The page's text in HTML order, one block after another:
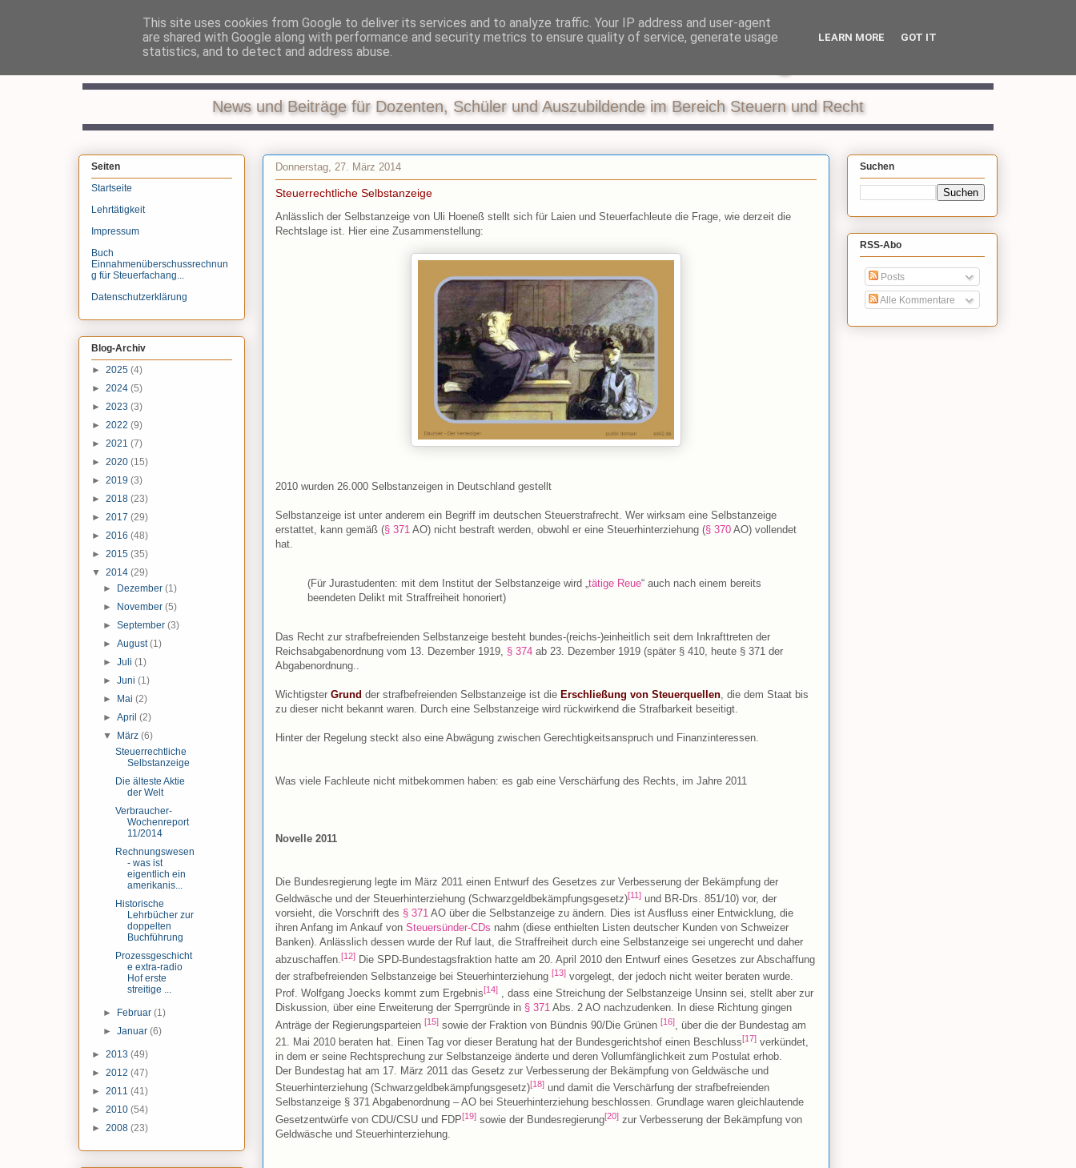
Recht und Steuern in der Ausbildung
News und Beiträge für Dozenten, Schüler und Auszubildende im Bereich Steuern und Recht
Donnerstag, 27. März 2014
Steuerrechtliche Selbstanzeige
Anlässlich der Selbstanzeige von Uli Hoeneß stellt sich für Laien und Steuerfachleute die Frage, wie derzeit die
Rechtslage ist. Hier eine Zusammenstellung:
2010 wurden 26.000 Selbstanzeigen in Deutschland gestellt
Selbstanzeige ist unter anderem ein Begriff im deutschen Steuerstrafrecht. Wer wirksam eine Selbstanzeige
erstattet, kann gemäß (§ 371 AO) nicht bestraft werden, obwohl er eine Steuerhinterziehung (§ 370 AO) vollendet
hat.
(Für Jurastudenten: mit dem Institut der Selbstanzeige wird „tätige Reue“ auch nach einem bereits
beendeten Delikt mit Straffreiheit honoriert)
Das Recht zur strafbefreienden Selbstanzeige besteht bundes-(reichs-)einheitlich seit dem Inkrafttreten der
Reichsabgabenordnung vom 13. Dezember 1919, § 374 ab 23. Dezember 1919 (später § 410, heute § 371 der
Abgabenordnung..
Wichtigster Grund der strafbefreienden Selbstanzeige ist die Erschließung von Steuerquellen, die dem Staat bis
zu dieser nicht bekannt waren. Durch eine Selbstanzeige wird rückwirkend die Strafbarkeit beseitigt.
Hinter der Regelung steckt also eine Abwägung zwischen Gerechtigkeitsanspruch und Finanzinteressen.
Was viele Fachleute nicht mitbekommen haben: es gab eine Verschärfung des Rechts, im Jahre 2011
Novelle 2011
Die Bundesregierung legte im März 2011 einen Entwurf des Gesetzes zur Verbesserung der Bekämpfung der
Geldwäsche und der Steuerhinterziehung (Schwarzgeldbekämpfungsgesetz)[11] und BR-Drs. 851/10) vor, der
vorsieht, die Vorschrift des § 371 AO über die Selbstanzeige zu ändern. Dies ist Ausfluss einer Entwicklung, die
ihren Anfang im Ankauf von Steuersünder-CDs nahm (diese enthielten Listen deutscher Kunden von Schweizer
Banken). Anlässlich dessen wurde der Ruf laut, die Straffreiheit durch eine Selbstanzeige sei ungerecht und daher
abzuschaffen. [12] Die SPD-Bundestagsfraktion hatte am 20. April 2010 den Entwurf eines Gesetzes zur Abschaffung
der strafbefreienden Selbstanzeige bei Steuerhinterziehung [13] vorgelegt, der jedoch nicht weiter beraten wurde.
Prof. Wolfgang Joecks kommt zum Ergebnis[14] , dass eine Streichung der Selbstanzeige Unsinn sei, stellt aber zur
Diskussion, über eine Erweiterung der Sperrgründe in § 371 Abs. 2 AO nachzudenken. In diese Richtung gingen
Anträge der Regierungsparteien [15] sowie der Fraktion von Bündnis 90/Die Grünen [16]
, über die der Bundestag am
21. Mai 2010 beraten hat. Einen Tag vor dieser Beratung hat der Bundesgerichtshof einen Beschluss[17] verkündet,
in dem er seine Rechtsprechung zur Selbstanzeige änderte und deren Vollumfänglichkeit zum Postulat erhob.
Der Bundestag hat am 17. März 2011 das Gesetz zur Verbesserung der Bekämpfung von Geldwäsche und
Steuerhinterziehung (Schwarzgeldbekämpfungsgesetz)[18] und damit die Verschärfung der strafbefreienden
Selbstanzeige § 371 Abgabenordnung – AO bei Steuerhinterziehung beschlossen. Grundlage waren gleichlautende
Gesetzentwürfe von CDU/CSU und FDP[19] sowie der Bundesregierung[20] zur Verbesserung der Bekämpfung von
Geldwäsche und Steuerhinterziehung.
Seiten
Startseite
Lehrtätigkeit
Impressum
Buch
Einnahmenüberschussrechnun
g für Steuerfachang...
Datenschutzerklärung
Blog-Archiv
► 2025 (4)
► 2024 (5)
► 2023 (3)
► 2022 (9)
► 2021 (7)
► 2020 (15)
► 2019 (3)
► 2018 (23)
► 2017 (29)
► 2016 (48)
► 2015 (35)
▼ 2014 (29)
►
Dezember(1)
►
November(5)
►September(3)
►August(1)
►Juli(1)
►Juni(1)
►
Mai(2)
►April(2)
▼
März(6)
Steuerrechtliche
Selbstanzeige
Die älteste Aktie
der Welt
Verbraucher-
Wochenreport
11/2014
Rechnungswesen
- was ist
eigentlich ein
amerikanis...
Historische
Lehrbücher zur
doppelten
Buchführung
Prozessgeschicht
e extra-radio
Hof erste
streitige ...
► Februar(1)
►Januar(6)
► 2013 (49)
► 2012 (47)
► 2011 (41)
► 2010 (54)
► 2008 (23)
Suchen
RSS-Abo
Posts
Alle Kommentare
This site uses cookies from Google to deliver its services and to analyze traffic. Your IP address and user-agent
are shared with Google along with performance and security metrics to ensure quality of service, generate usage
statistics, and to detect and address abuse.
LEARN MORE GOT IT